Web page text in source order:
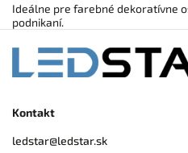
Ideálne pre farebné dekoratívne
podnikaní.
Kontakt
ledstar@ledstar.sk